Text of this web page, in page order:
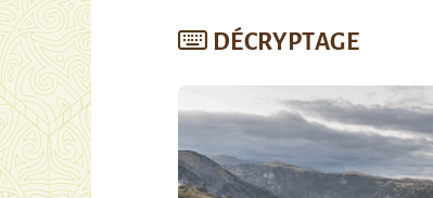
DÉCRYPTAGE